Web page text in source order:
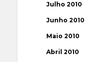
Julho 2010
Junho 2010
Maio 2010
Abril 2010